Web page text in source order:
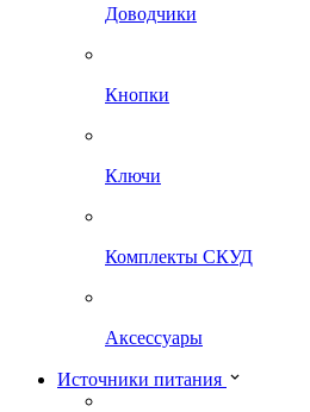
Доводчики
Кнопки
Ключи
Комплекты СКУД
Аксессуары
Источники питания